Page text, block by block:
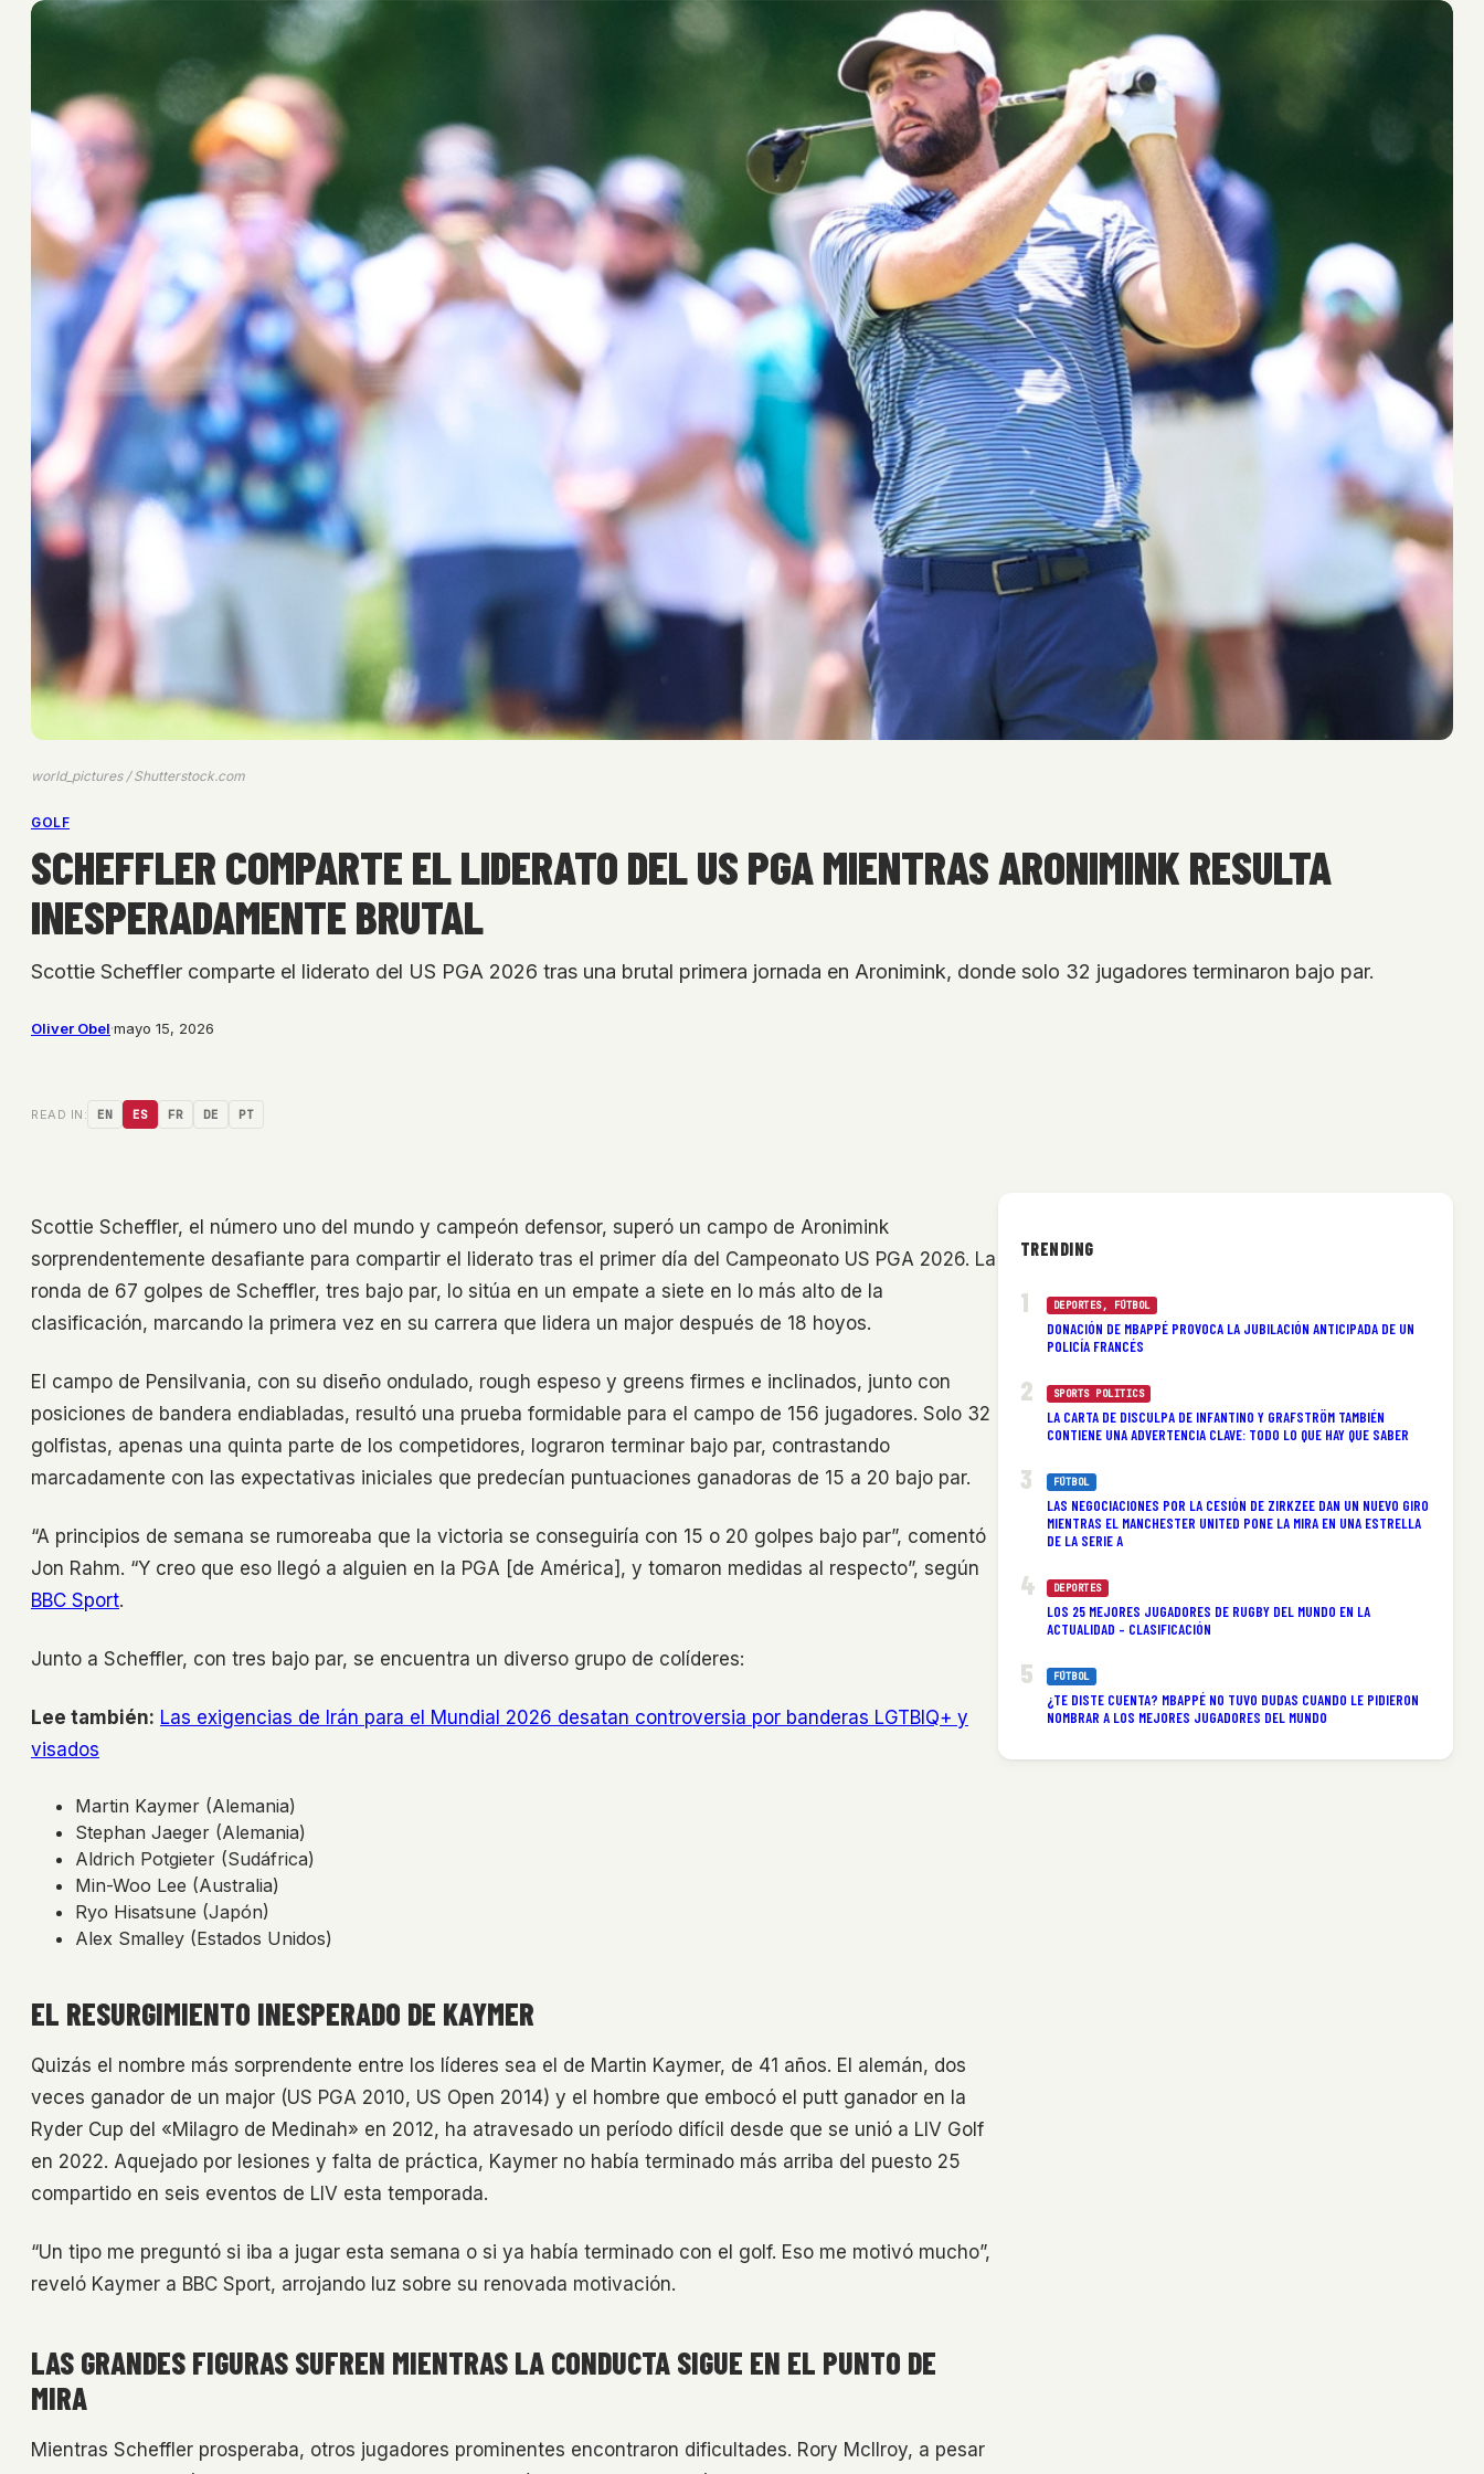
world_pictures / Shutterstock.com
GOLF
SCHEFFLER COMPARTE EL LIDERATO DEL US PGA MIENTRAS ARONIMINK RESULTA
INESPERADAMENTE BRUTAL
Scottie Scheffler comparte el liderato del US PGA 2026 tras una brutal primera jornada en Aronimink, donde solo 32 jugadores terminaron bajo par.
Oliver Obel·mayo 15, 2026
READ IN: EN ES FR DE PT
Scottie Scheffler, el número uno del mundo y campeón defensor, superó un campo de Aronimink
sorprendentemente desafiante para compartir el liderato tras el primer día del Campeonato US PGA 2026. La
ronda de 67 golpes de Scheffler, tres bajo par, lo sitúa en un empate a siete en lo más alto de la
clasificación, marcando la primera vez en su carrera que lidera un major después de 18 hoyos.
El campo de Pensilvania, con su diseño ondulado, rough espeso y greens firmes e inclinados, junto con
posiciones de bandera endiabladas, resultó una prueba formidable para el campo de 156 jugadores. Solo 32
golfistas, apenas una quinta parte de los competidores, lograron terminar bajo par, contrastando
marcadamente con las expectativas iniciales que predecían puntuaciones ganadoras de 15 a 20 bajo par.
“A principios de semana se rumoreaba que la victoria se conseguiría con 15 o 20 golpes bajo par”, comentó
Jon Rahm. “Y creo que eso llegó a alguien en la PGA [de América], y tomaron medidas al respecto”, según
BBC Sport.
Junto a Scheffler, con tres bajo par, se encuentra un diverso grupo de colíderes:
Lee también: Las exigencias de Irán para el Mundial 2026 desatan controversia por banderas LGTBIQ+ y
visados
Martin Kaymer (Alemania)
Stephan Jaeger (Alemania)
Aldrich Potgieter (Sudáfrica)
Min-Woo Lee (Australia)
Ryo Hisatsune (Japón)
Alex Smalley (Estados Unidos)
EL RESURGIMIENTO INESPERADO DE KAYMER
Quizás el nombre más sorprendente entre los líderes sea el de Martin Kaymer, de 41 años. El alemán, dos
veces ganador de un major (US PGA 2010, US Open 2014) y el hombre que embocó el putt ganador en la
Ryder Cup del «Milagro de Medinah» en 2012, ha atravesado un período difícil desde que se unió a LIV Golf
en 2022. Aquejado por lesiones y falta de práctica, Kaymer no había terminado más arriba del puesto 25
compartido en seis eventos de LIV esta temporada.
“Un tipo me preguntó si iba a jugar esta semana o si ya había terminado con el golf. Eso me motivó mucho”,
reveló Kaymer a BBC Sport, arrojando luz sobre su renovada motivación.
LAS GRANDES FIGURAS SUFREN MIENTRAS LA CONDUCTA SIGUE EN EL PUNTO DE
MIRA
Mientras Scheffler prosperaba, otros jugadores prominentes encontraron dificultades. Rory McIlroy, a pesar
TRENDING
DEPORTES, FÚTBOL
DONACIÓN DE MBAPPÉ PROVOCA LA JUBILACIÓN ANTICIPADA DE UN
POLICÍA FRANCÉS
SPORTS POLITICS
LA CARTA DE DISCULPA DE INFANTINO Y GRAFSTRÖM TAMBIÉN
CONTIENE UNA ADVERTENCIA CLAVE: TODO LO QUE HAY QUE SABER
FÚTBOL
LAS NEGOCIACIONES POR LA CESIÓN DE ZIRKZEE DAN UN NUEVO GIRO
MIENTRAS EL MANCHESTER UNITED PONE LA MIRA EN UNA ESTRELLA
DE LA SERIE A
DEPORTES
LOS 25 MEJORES JUGADORES DE RUGBY DEL MUNDO EN LA
ACTUALIDAD – CLASIFICACIÓN
FÚTBOL
¿TE DISTE CUENTA? MBAPPÉ NO TUVO DUDAS CUANDO LE PIDIERON
NOMBRAR A LOS MEJORES JUGADORES DEL MUNDO